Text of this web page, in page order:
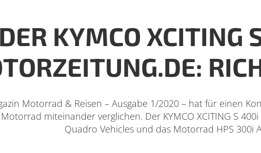
DER KYMCO XCITING
Motorrad & Reisen – Ausgabe 1/2020 – hat für einen
miteinander verglichen. Der KYMCO XCITING S
Quadro Vehicles und das Motorrad HPS 300i